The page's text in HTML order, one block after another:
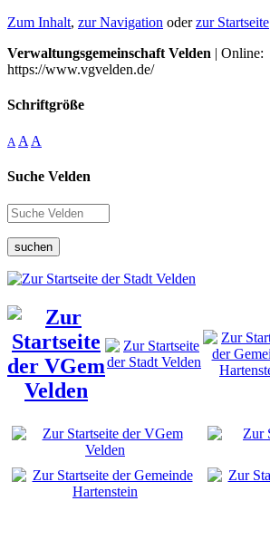
Zum Inhalt, zur Navigation oderzur Startseite
Verwaltungsgemeinschaft Velden | Online:
https://www.vgvelden.de/
Schriftgröße
A A A
Suche Velden
suchen